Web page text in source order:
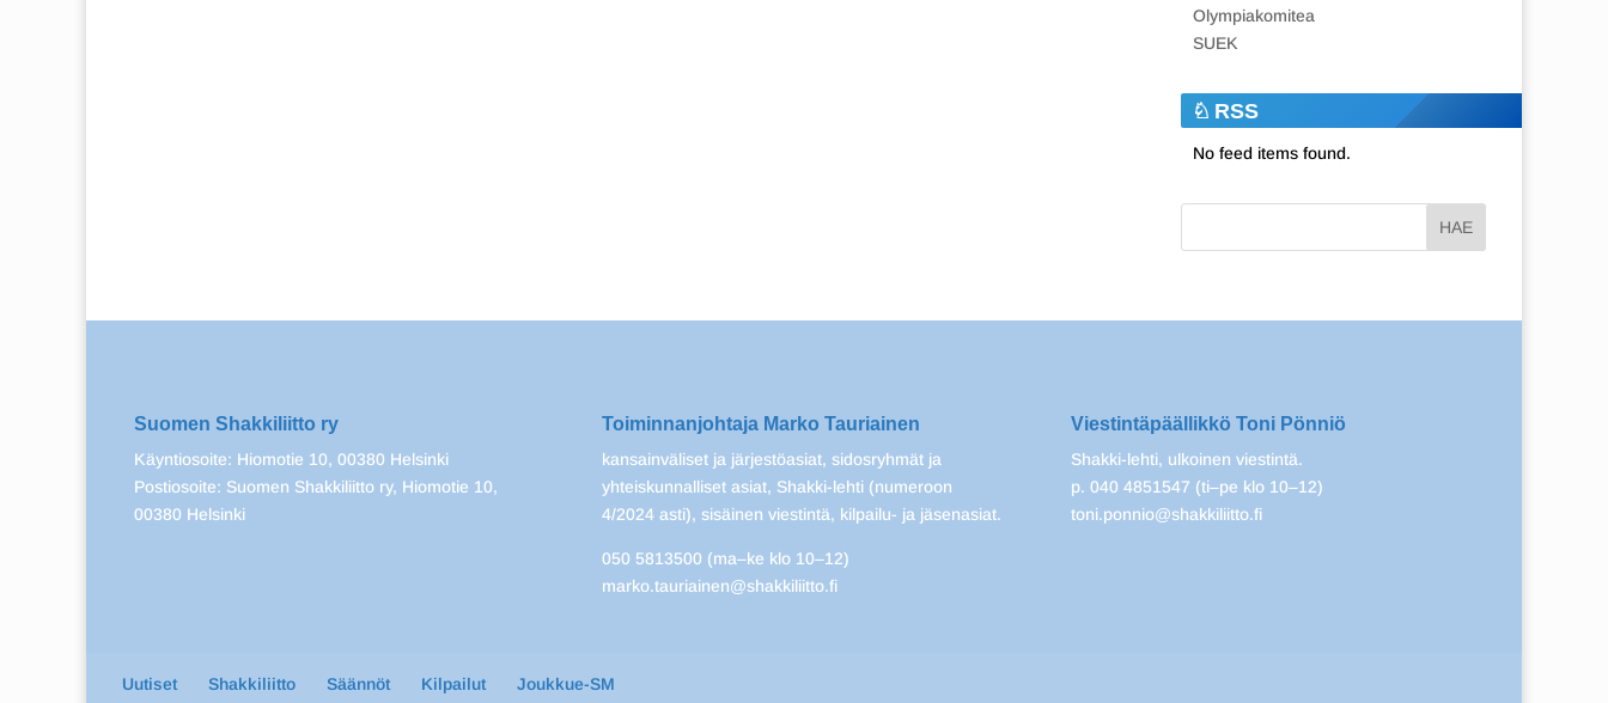
Olympiakomitea
SUEK
RSS
No feed items found.
Suomen Shakkiliitto ry
Käyntiosoite: Hiomotie 10, 00380 Helsinki
Postiosoite: Suomen Shakkiliitto ry, Hiomotie 10,
00380 Helsinki
Toiminnanjohtaja Marko Tauriainen
kansainväliset ja järjestöasiat, sidosryhmät ja
yhteiskunnalliset asiat, Shakki-lehti (numeroon
4/2024 asti), sisäinen viestintä, kilpailu- ja jäsenasiat.
050 5813500 (ma–ke klo 10–12)
marko.tauriainen@shakkiliitto.fi
Viestintäpäällikkö Toni Pönniö
Shakki-lehti, ulkoinen viestintä.
p. 040 4851547 (ti–pe klo 10–12)
toni.ponnio@shakkiliitto.fi
Uutiset Shakkiliitto Säännöt Kilpailut Joukkue-SM